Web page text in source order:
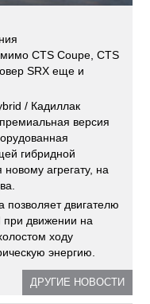
CTS Coupe, CTS
SRX еще и
/ Кадиллак
версия
гибридной
агрегату, на
позволяет двигателю
при движении на
ходу
энергию.
ДРУГИЕ НОВОСТИ